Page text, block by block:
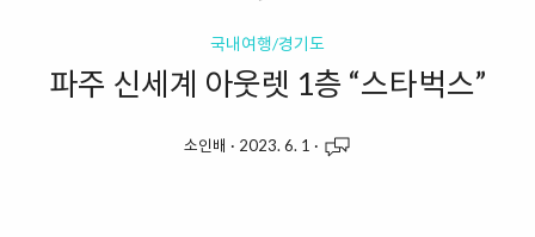
국내여행/경기도
파주 신세계 아웃렛 1층 “스타벅스”
소인배 · 2023. 6. 1 ·